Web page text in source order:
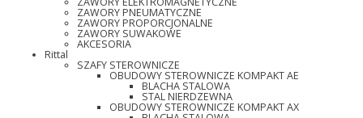
ZAWORY PNEUMATYCZNE
ZAWORY PROPORCJONALNE
ZAWORY SUWAKOWE
AKCESORIA
Rittal
SZAFY STEROWNICZE
OBUDOWY STEROWNICZE KOMPAKT AE
BLACHA STALOWA
STAL NIERDZEWNA
OBUDOWY STEROWNICZE KOMPAKT AX